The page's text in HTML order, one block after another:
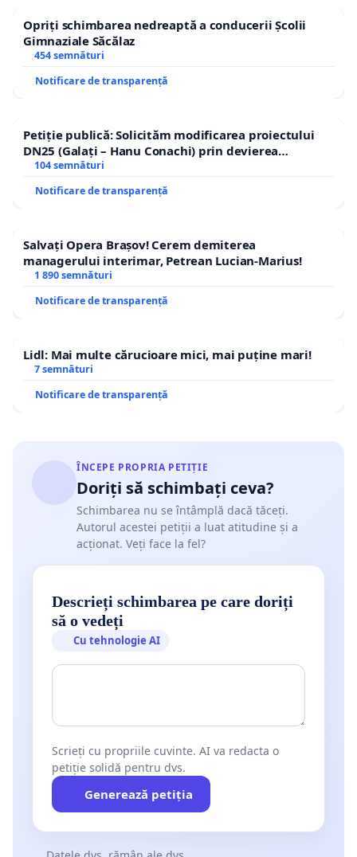
Opriți schimbarea nedreaptă a conducerii Școlii
Gimnaziale Săcălaz
454 semnături
Notificare de transparență
Petiție publică: Solicităm modificarea proiectului
DN25 (Galați – Hanu Conachi) prin devierea
traseului în afara localităților!
104 semnături
Notificare de transparență
Salvați Opera Brașov! Cerem demiterea
managerului interimar, Petrean Lucian-Marius!
1 890 semnături
Notificare de transparență
Lidl: Mai multe cărucioare mici, mai puține mari!
7 semnături
Notificare de transparență
ÎNCEPE PROPRIA PETIȚIE
Doriți să schimbați ceva?
Schimbarea nu se întâmplă dacă tăceți.
Autorul acestei petiții a luat atitudine și a
acționat. Veți face la fel?
Descrieți schimbarea pe care doriți
să o vedeți
Cu tehnologie AI
Scrieți cu propriile cuvinte. AI va redacta o
petiție solidă pentru dvs.
Generează petiția